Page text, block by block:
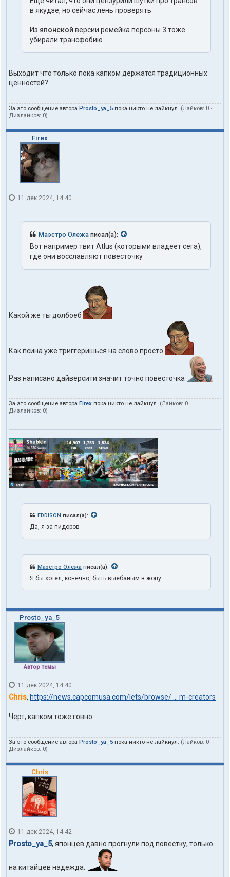
в якудзе, но сейчас лень проверять
Из японской версии ремейка персоны 3 тоже
убирали трансфобию
Выходит что только пока капком держатся традиционных
ценностей?
За это сообщение автора Prosto_ya_5 пока никто не лайкнул. (Лайков: 0 ·
Дизлайков: 0)
Firex
11 дек 2024, 14:40
Маэстро Олежа писал(а):
Вот например твит Atlus (которыми владеет сега),
где они восславляют повесточку
Какой же ты долбоеб
Как псина уже триггеришься на слово просто
Раз написано дайверсити значит точно повесточка
За это сообщение автора Firex пока никто не лайкнул. (Лайков: 0 ·
Дизлайков: 0)
EDDISON писал(а):
Да, я за пидоров
Маэстро Олежа писал(а):
Я бы хотел, конечно, быть выебаным в жопу
Prosto_ya_5
Автор темы
11 дек 2024, 14:40
Chris, https://news.capcomusa.com/lets/browse/ ... m-creators
Черт, капком тоже говно
За это сообщение автора Prosto_ya_5 пока никто не лайкнул. (Лайков: 0 ·
Дизлайков: 0)
Chris
11 дек 2024, 14:42
Prosto_ya_5, японцев давно прогнули под повестку, только
на китайцев надежда.